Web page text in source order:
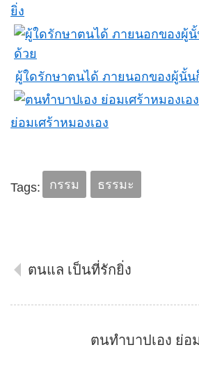
ยิ่ง
ผู้ใดรักษาตนได้ ภายนอกของผู้นั้น
ย่อมเศร้าหมองเอง
Tags: กรรม ธรรมะ
ตนแล เป็นที่รักยิ่ง
ตนทำบาปเอง ย่อ